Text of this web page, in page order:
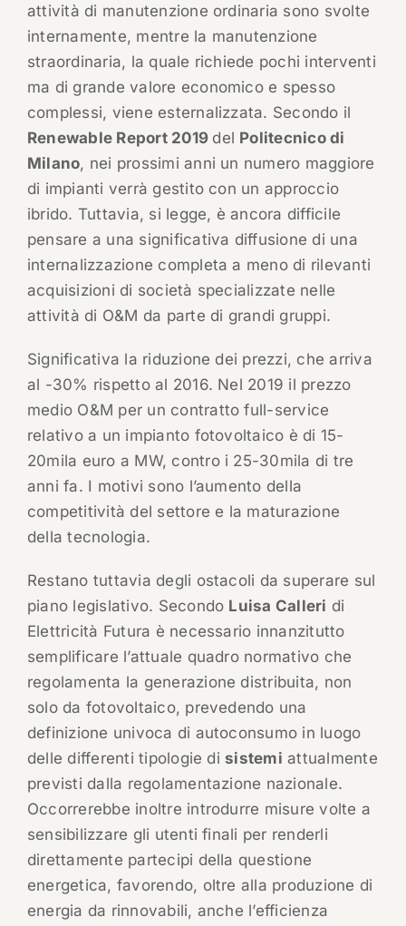
attività di manutenzione ordinaria sono svolte
internamente, mentre la manutenzione
straordinaria, la quale richiede pochi interventi
ma di grande valore economico e spesso
complessi, viene esternalizzata. Secondo il
Renewable Report 2019 del Politecnico di
Milano, nei prossimi anni un numero maggiore
di impianti verrà gestito con un approccio
ibrido. Tuttavia, si legge, è ancora difficile
pensare a una significativa diffusione di una
internalizzazione completa a meno di rilevanti
acquisizioni di società specializzate nelle
attività di O&M da parte di grandi gruppi.
Significativa la riduzione dei prezzi, che arriva
al -30% rispetto al 2016. Nel 2019 il prezzo
medio O&M per un contratto full-service
relativo a un impianto fotovoltaico è di 15-
20mila euro a MW, contro i 25-30mila di tre
anni fa. I motivi sono l’aumento della
competitività del settore e la maturazione
della tecnologia.
Restano tuttavia degli ostacoli da superare sul
piano legislativo. Secondo Luisa Calleri di
Elettricità Futura è necessario innanzitutto
semplificare l’attuale quadro normativo che
regolamenta la generazione distribuita, non
solo da fotovoltaico, prevedendo una
definizione univoca di autoconsumo in luogo
delle differenti tipologie di sistemi attualmente
previsti dalla regolamentazione nazionale.
Occorrerebbe inoltre introdurre misure volte a
sensibilizzare gli utenti finali per renderli
direttamente partecipi della questione
energetica, favorendo, oltre alla produzione di
energia da rinnovabili, anche l’efficienza